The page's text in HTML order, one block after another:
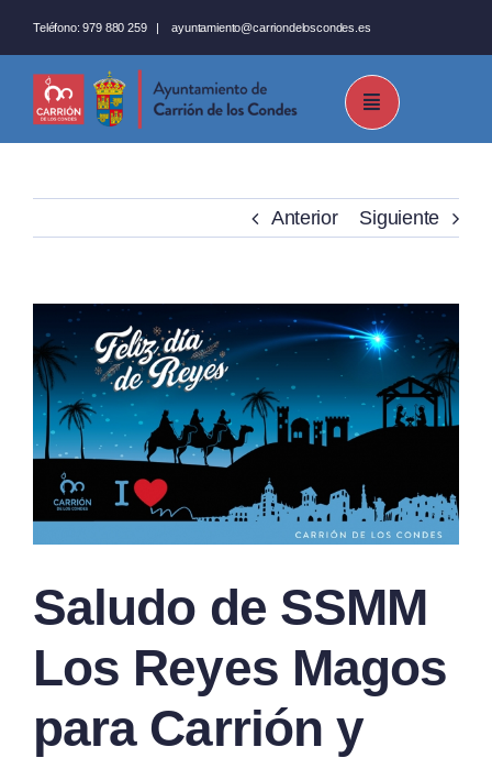
al
contenido
Teléfono: 979 880 259 |ayuntamiento@carriondeloscondes.es
Anterior Siguiente
imagen
más
grande
Saludo de SSMM
Los Reyes Magos
para Carrión y